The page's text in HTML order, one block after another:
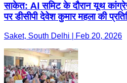
साकेत: AI समिट के दौरान यूथ
पर डीसीपी देवेश कुमार महला की
Saket, South Delhi | Feb 20, 2026